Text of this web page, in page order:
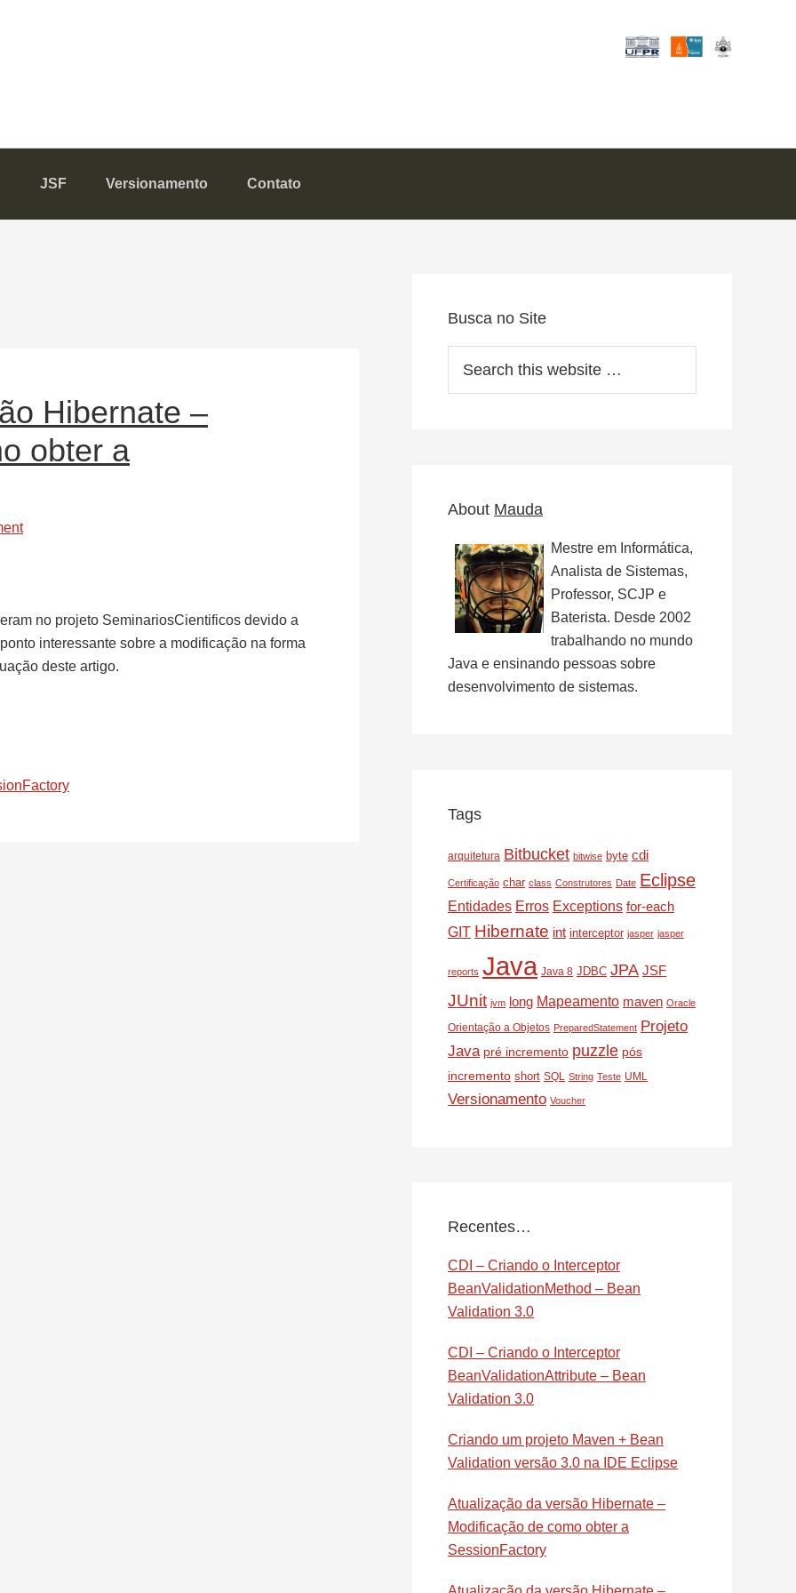
JSF Versionamento Contato
Hibernate –
obter a
no projeto SeminariosCientificos devido a
interessante sobre a modificação na forma
deste artigo.
Sidebar
Busca no Site
this
About Mauda
Mestre em Informática,
Analista de Sistemas,
Professor, SCJP e
Baterista. Desde 2002
trabalhando no mundo
Java e ensinando pessoas sobre
desenvolvimento de sistemas.
Tags
arquitetura Bitbucket bitwise byte cdi
Certificação char class Construtores Date Eclipse
Entidades Erros Exceptions for-each
GIT Hibernate int interceptor jasper jasper
reports Java Java 8 JDBC JPA JSF
JUnit jvm long Mapeamento maven Oracle
Orientação a Objetos PreparedStatement Projeto
Java pré incremento puzzle pós
incremento short SQL String Teste UML
Versionamento Voucher
Recentes…
CDI – Criando o Interceptor
BeanValidationMethod – Bean
Validation 3.0
CDI – Criando o Interceptor
BeanValidationAttribute – Bean
Validation 3.0
Criando um projeto Maven + Bean
Validation versão 3.0 na IDE Eclipse
Atualização da versão Hibernate –
Modificação de como obter a
SessionFactory